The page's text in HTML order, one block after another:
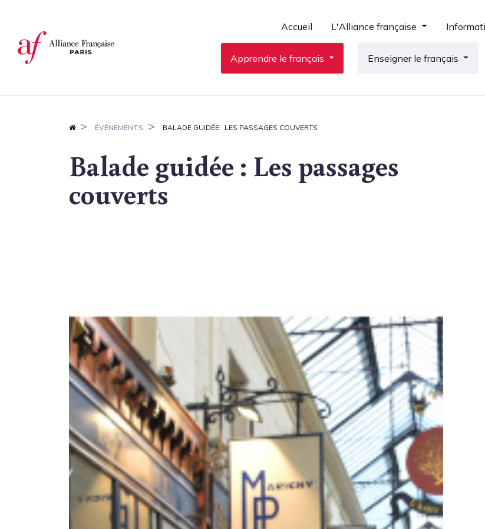
Accueil L'Alliance française
Apprendre le français Enseigner le français
ÉVÉNEMENTS BALADE GUIDÉE : LES PASSAGES COUVERTS
Balade guidée : Les passages
couverts